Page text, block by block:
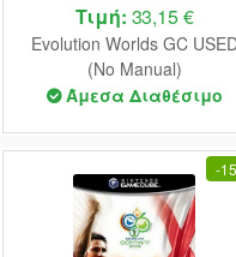
Τιμή: 33,15 €
Evolution Worlds GC
(No Manual)
Άμεσα Διαθέσιμο
-